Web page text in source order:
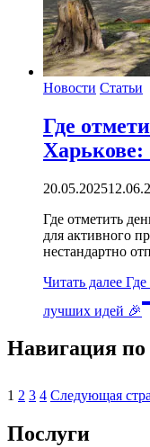
Новости Статьи
Где
20.05.2025
Где отметить
для активного
нестандартно
Читать далее Где
лучших идей 🎉
Навигация
1 2 3 4 Следующая
Послуги